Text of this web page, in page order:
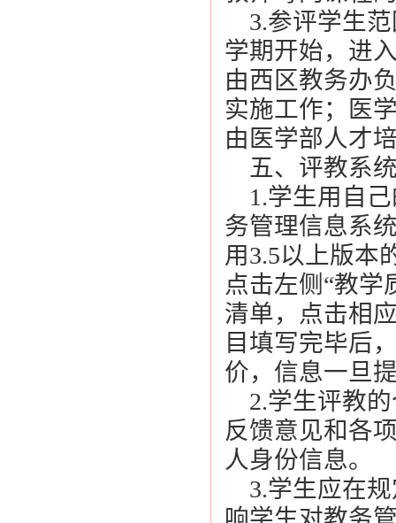
3.参评学生范
学期开始，进
由西区教务办
实施工作；医
由医学部人才
五、评教系
1.学生用自己
务管理信息系
用3.5以上版本
点击左侧“教学
清单，点击相
目填写完毕后
价，信息一旦
2.学生评教的
反馈意见和各
人身份信息。
3.学生应在规